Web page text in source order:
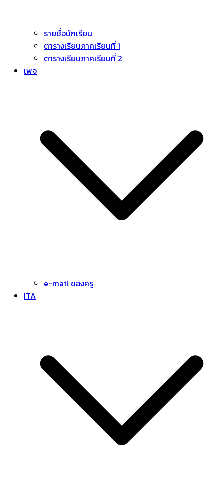
รายชื่อนักเรียน
ตารางเรียนภาคเรียนที่ 1
ตารางเรียนภาคเรียนที่ 2
เพจ
e-mail ของครู
ITA